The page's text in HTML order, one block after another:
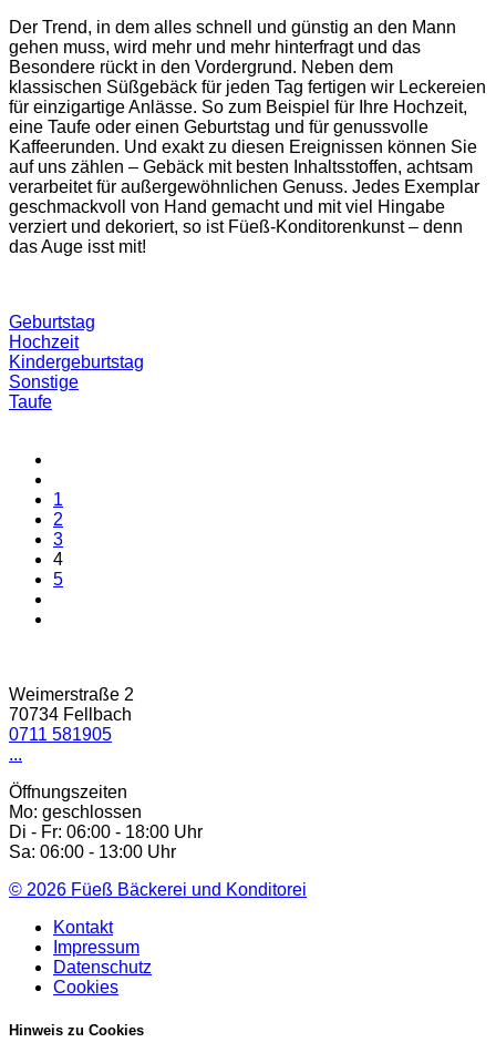
Der Trend, in dem alles schnell und günstig an den Mann
gehen muss, wird mehr und mehr hinterfragt und das
Besondere rückt in den Vordergrund. Neben dem
klassischen Süßgebäck für jeden Tag fertigen wir Leckereien
für einzigartige Anlässe. So zum Beispiel für Ihre Hochzeit,
eine Taufe oder einen Geburtstag und für genussvolle
Kaffeerunden. Und exakt zu diesen Ereignissen können Sie
auf uns zählen – Gebäck mit besten Inhaltsstoffen, achtsam
verarbeitet für außergewöhnlichen Genuss. Jedes Exemplar
geschmackvoll von Hand gemacht und mit viel Hingabe
verziert und dekoriert, so ist Füeß-Konditorenkunst – denn
das Auge isst mit!
Geburtstag
Hochzeit
Kindergeburtstag
Sonstige
Taufe
1
2
3
4
5
Weimerstraße 2
70734 Fellbach
0711 581905
...
Öffnungszeiten
Mo: geschlossen
Di - Fr: 06:00 - 18:00 Uhr
Sa: 06:00 - 13:00 Uhr
© 2026 Füeß Bäckerei und Konditorei
Kontakt
Impressum
Datenschutz
Cookies
Hinweis zu Cookies